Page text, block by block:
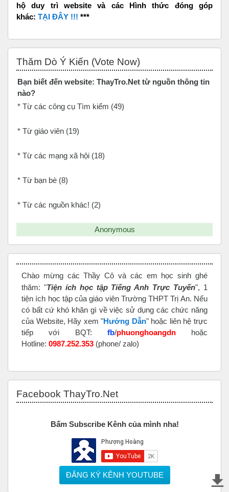
hộ duy trì website và các Hình thức đóng góp
khác: TẠI ĐÂY !!! ***
Thăm Dò Ý Kiến (Vote Now)
Bạn biết đến website: ThayTro.Net từ nguồn thông tin
nào?
* Từ các công cụ Tìm kiếm (49)
* Từ giáo viên (19)
* Từ các mạng xã hội (18)
* Từ bạn bè (8)
* Từ các nguồn khác! (2)
anonymous
Chào mừng các Thầy Cô và các em học sinh ghé
thăm: "Tiện ích học tập Tiếng Anh Trực Tuyến", 1
tiện ích học tập của giáo viên Trường THPT Trị An. Nếu
có bất cứ khó khăn gì về việc sử dụng các chức năng
của Website, Hãy xem "Hướng Dẫn" hoặc liên hệ trực
tiếp với BQT: fb/phuonghoangdnhoặc
Hotline: 0987.252.353 (phone/ zalo)
Facebook ThayTro.Net
Bấm Subscribe Kênh của mình nha!
ĐĂNG KÝ KÊNH YOUTUBE